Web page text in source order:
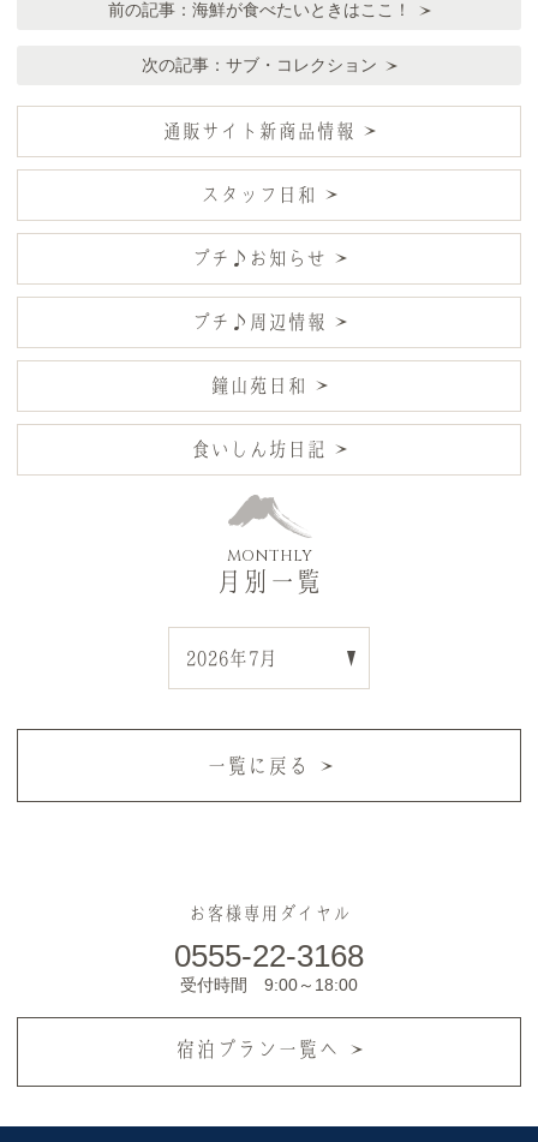
前の記事： 海鮮が食べたいときはここ！
次の記事： サブ・コレクション
通販サイト新商品情報
スタッフ日和
プチ♪お知らせ
プチ♪周辺情報
鐘山苑日和
食いしん坊日記
MONTHLY
月別一覧
一覧に戻る
お客様専用ダイヤル
0555-22-3168
受付時間 9:00～18:00
宿泊プラン一覧へ